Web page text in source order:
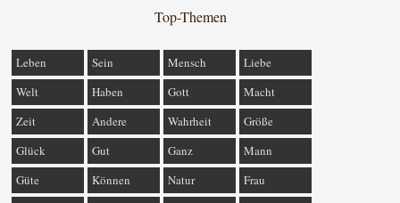
Top-Themen
Leben Sein Mensch
Liebe
Welt
Haben Gott
Macht
Zeit
Andere Wahrheit
Größe
Glück
Gut Ganz
Mann
Güte
Können Natur
Frau